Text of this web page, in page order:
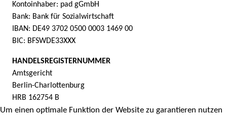
Kontoinhaber: pad gGmbH
Bank: Bank für Sozialwirtschaft
IBAN: DE49 3702 0500 0003 1469 00
BIC: BFSWDE33XXX
HANDELSREGISTERNUMMER
Amtsgericht
Berlin-Charlottenburg
HRB 162754 B
Um einen optimale Funktion der Website zu garantieren nutzen